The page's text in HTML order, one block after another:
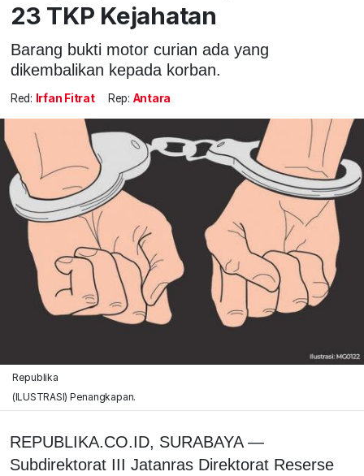
23 TKP Kejahatan
Barang bukti motor curian ada yang
dikembalikan kepada korban.
Red: Irfan Fitrat Rep: Antara
Republika
(ILUSTRASI) Penangkapan.
REPUBLIKA.CO.ID, SURABAYA —
Subdirektorat III Jatanras Direktorat Reserse